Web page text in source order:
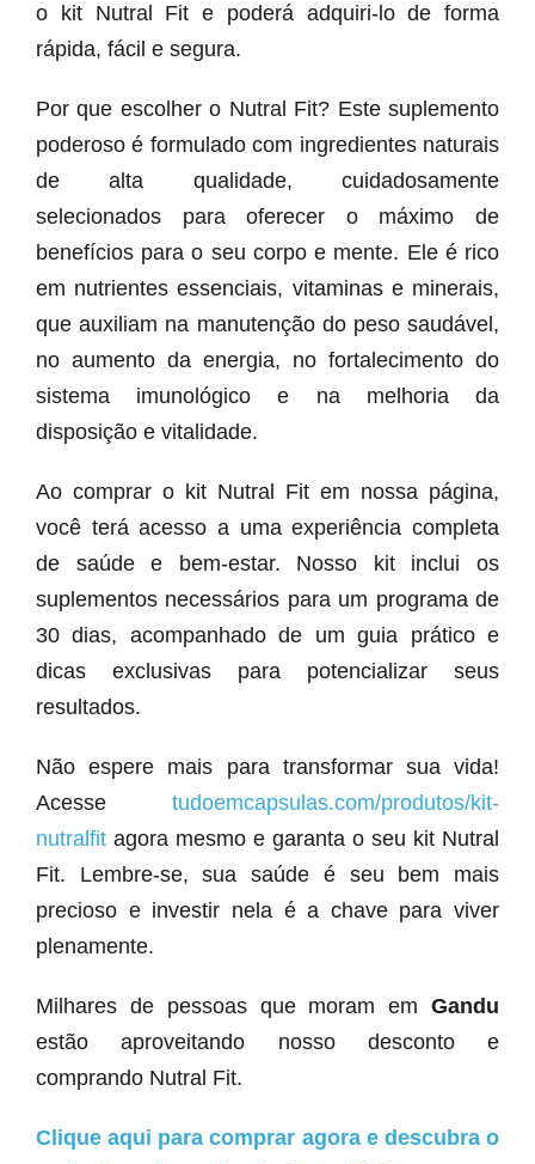
o kit Nutral Fit e poderá adquiri-lo de forma
rápida, fácil e segura.
Por que escolher o Nutral Fit? Este suplemento
poderoso é formulado com ingredientes naturais
de alta qualidade, cuidadosamente
selecionados para oferecer o máximo de
benefícios para o seu corpo e mente. Ele é rico
em nutrientes essenciais, vitaminas e minerais,
que auxiliam na manutenção do peso saudável,
no aumento da energia, no fortalecimento do
sistema imunológico e na melhoria da
disposição e vitalidade.
Ao comprar o kit Nutral Fit em nossa página,
você terá acesso a uma experiência completa
de saúde e bem-estar. Nosso kit inclui os
suplementos necessários para um programa de
30 dias, acompanhado de um guia prático e
dicas exclusivas para potencializar seus
resultados.
Não espere mais para transformar sua vida!
Acesse tudoemcapsulas.com/produtos/kit-
nutralfit agora mesmo e garanta o seu kit Nutral
Fit. Lembre-se, sua saúde é seu bem mais
precioso e investir nela é a chave para viver
plenamente.
Milhares de pessoas que moram em Gandu
estão aproveitando nosso desconto e
comprando Nutral Fit.
Clique aqui para comprar agora e descubra o